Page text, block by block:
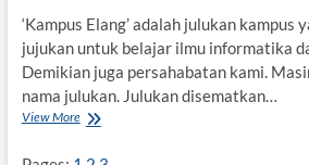
‘Kampus Elang’ adalah julukan kampus
jujukan untuk belajar ilmu informatika
Demikian juga persahabatan kami.
nama julukan. Julukan disematkan…
View MoreH